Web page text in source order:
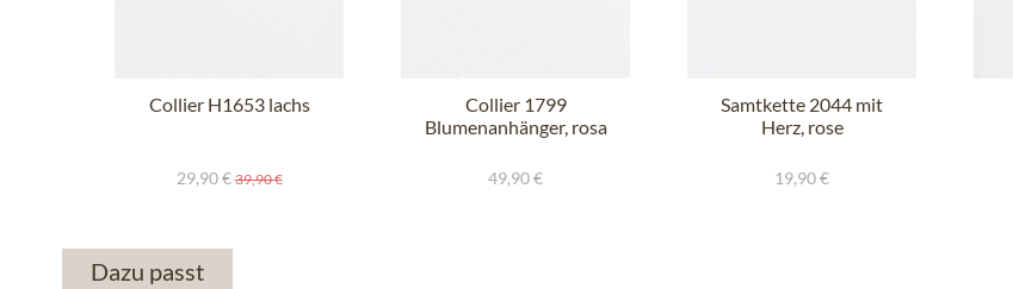
Collier H1653 lachs
29,90 € 39,90 €
Collier 1799
Blumenanhänger, rosa
49,90 €
Samtkette 2044 mit
Herz, rose
19,90 €
Dazu passt